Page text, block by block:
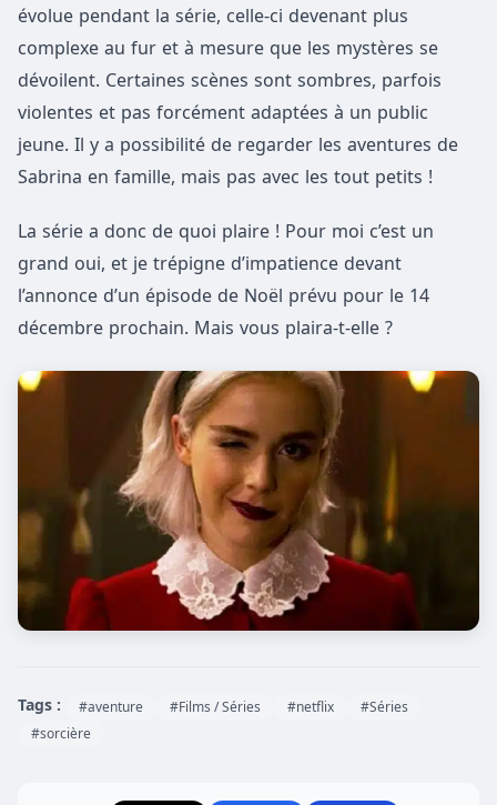
évolue pendant la série, celle-ci devenant plus
complexe au fur et à mesure que les mystères se
dévoilent. Certaines scènes sont sombres, parfois
violentes et pas forcément adaptées à un public
jeune. Il y a possibilité de regarder les aventures de
Sabrina en famille, mais pas avec les tout petits !
La série a donc de quoi plaire ! Pour moi c’est un
grand oui, et je trépigne d’impatience devant
l’annonce d’un épisode de Noël prévu pour le 14
décembre prochain. Mais vous plaira-t-elle ?
Tags : #aventure #Films / Séries #netflix
#Séries
#sorcière